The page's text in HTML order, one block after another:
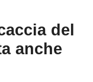
del
anche